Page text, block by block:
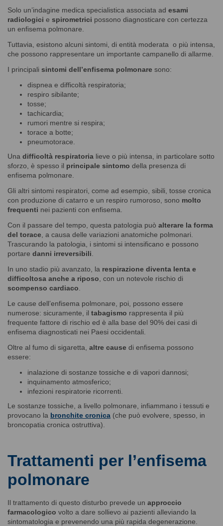
Solo un’indagine medica specialistica associata ad esami
radiologici e spirometrici possono diagnosticare con certezza
un enfisema polmonare.
Tuttavia, esistono alcuni sintomi, di entità moderata o più intensa,
che possono rappresentare un importante campanello di allarme.
I principali sintomi dell’enfisema polmonare sono:
dispnea e difficoltà respiratoria;
respiro sibilante;
tosse;
tachicardia;
rumori mentre si respira;
torace a botte;
pneumotorace.
Una difficoltà respiratoria lieve o più intensa, in particolare sotto
sforzo, è spesso il principale sintomo della presenza di
enfisema polmonare.
Gli altri sintomi respiratori, come ad esempio, sibili, tosse cronica
con produzione di catarro e un respiro rumoroso, sono molto
frequenti nei pazienti con enfisema.
Con il passare del tempo, questa patologia può alterare la forma
del torace , a causa delle variazioni anatomiche polmonari.
Trascurando la patologia, i sintomi si intensificano e possono
portare danni irreversibili
In uno stadio più avanzato, la respirazione diventa lenta e
difficoltosa anche a riposo , con un notevole rischio di
scompenso cardiaco
Le cause dell’enfisema polmonare, poi, possono essere
numerose: sicuramente, il tabagismo rappresenta il più
frequente fattore di rischio ed è alla base del 90% dei casi di
enfisema diagnosticati nei Paesi occidentali.
Oltre al fumo di sigaretta, altre cause di enfisema possono
essere:
inalazione di sostanze tossiche e di vapori dannosi;
inquinamento atmosferico;
infezioni respiratorie ricorrenti.
Le sostanze tossiche, a livello polmonare, infiammano i tessuti e
provocano la bronchite cronica (che può evolvere, spesso, in
broncopatia cronica ostruttiva).
Trattamenti per l’enfisema
polmonare
Il trattamento di questo disturbo prevede un approccio
farmacologico volto a dare sollievo ai pazienti alleviando la
sintomatologia e prevenendo una più rapida degenerazione.